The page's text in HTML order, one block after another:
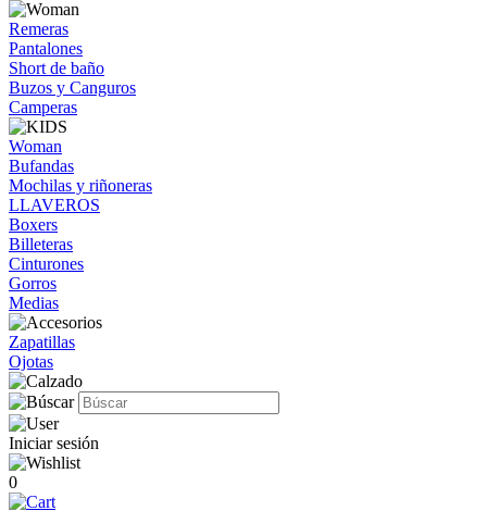
Remeras
Pantalones
Short de baño
Buzos y Canguros
Camperas
Woman
Bufandas
Mochilas y riñoneras
LLAVEROS
Boxers
Billeteras
Cinturones
Gorros
Medias
Zapatillas
Ojotas
Iniciar sesión
0